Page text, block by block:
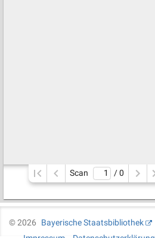
Scan / 0
©2026
Bayerische Staatsbibliothek